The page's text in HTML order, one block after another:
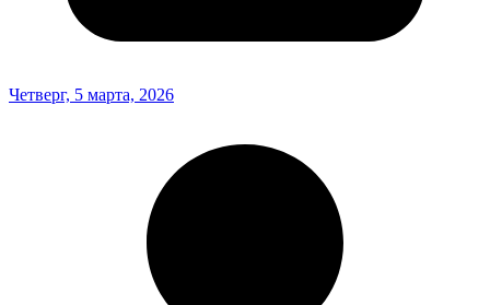
Четверг, 5 марта, 2026